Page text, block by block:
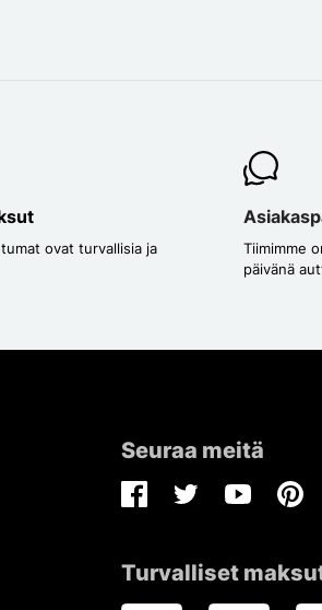
ovat turvallisia ja
Tiimimme
päivänä
Seuraa meitä
FacebookTwitterYoutube
Turvalliset